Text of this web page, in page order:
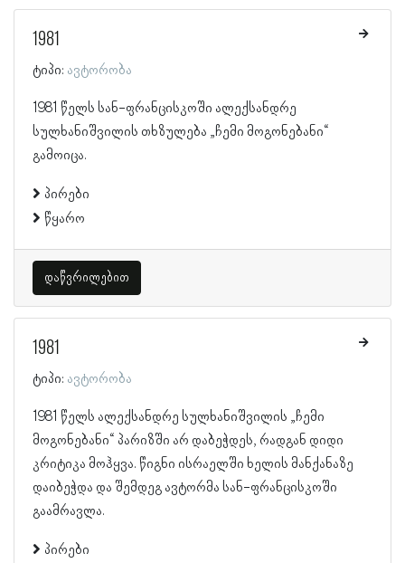
1981
ტიპი: ავტორობა
1981 წელს სან-ფრანცისკოში ალექსანდრე
სულხანიშვილის თხზულება „ჩემი მოგონებანი“
გამოიცა.
პირები
წყარო
დაწვრილებით
1981
ტიპი: ავტორობა
1981 წელს ალექსანდრე სულხანიშვილის „ჩემი
მოგონებანი“ პარიზში არ დაბეჭდეს, რადგან დიდი
კრიტიკა მოჰყვა. წიგნი ისრაელში ხელის მანქანაზე
დაიბეჭდა და შემდეგ ავტორმა სან-ფრანცისკოში
გაამრავლა.
პირები